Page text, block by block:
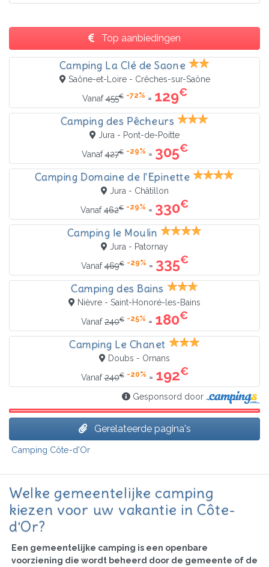
Top aanbiedingen
Camping La Clé de Saone
Saône-et-Loire - Crêches-sur-Saône
Vanaf455€ -72% = 129€
Camping des Pêcheurs
Jura - Pont-de-Poitte
Vanaf427€ -29% = 305€
Camping Domaine de l'Epinette
Jura - Châtillon
Vanaf462€ -29% = 330€
Camping le Moulin
Jura - Patornay
Vanaf469€ -29% = 335€
Camping des Bains
Nièvre - Saint-Honoré-les-Bains
Vanaf240€ -25% = 180€
Camping Le Chanet
Doubs - Ornans
Vanaf240€ -20% = 192€
Gesponsord door
Gerelateerde pagina's
Camping Côte-d'Or
Welke gemeentelijke camping
kiezen voor uw vakantie in Côte-
d'Or?
Een gemeentelijke camping is een openbare
voorziening die wordt beheerd door de gemeente of de